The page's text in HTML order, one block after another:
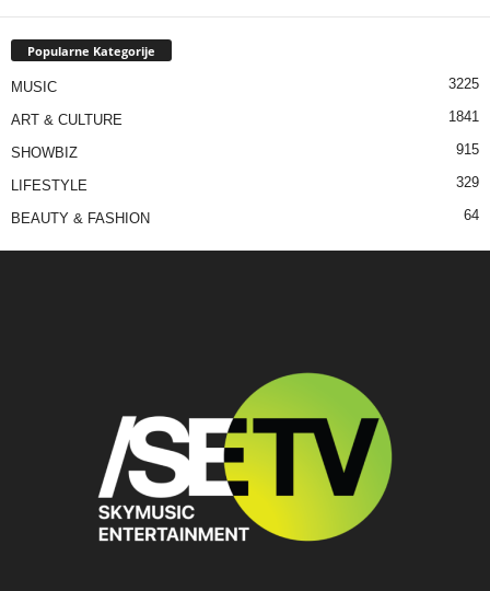
Popularne Kategorije
MUSIC 3225
ART & CULTURE 1841
SHOWBIZ 915
LIFESTYLE 329
BEAUTY & FASHION 64